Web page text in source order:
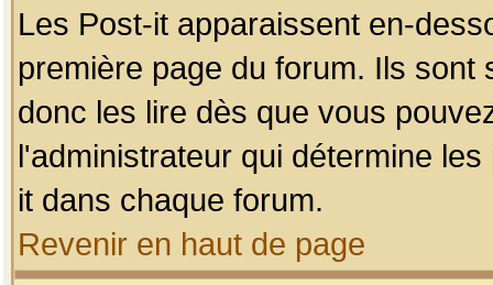
Les Post-it apparaissent en-
première page du forum. Ils
donc les lire dès que vous
l'administrateur qui détermine
it dans chaque forum.
Revenir en haut de page